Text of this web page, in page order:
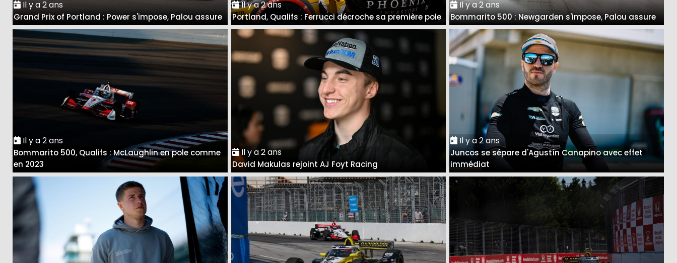
Il y a 2 ans
Grand Prix of Portland : Power s'impose, Palou assure
Il y a 2 ans
Portland, Qualifs : Ferrucci décroche sa première pole
Il y a 2 ans
Bommarito 500 : Newgarden s'impose, Palou assure
Il y a 2 ans
Bommarito 500, Qualifs : McLaughlin en pole comme
en 2023
Il y a 2 ans
David Makulas rejoint AJ Foyt Racing
Il y a 2 ans
Juncos se sépare d'Agustín Canapino avec effet
immédiat